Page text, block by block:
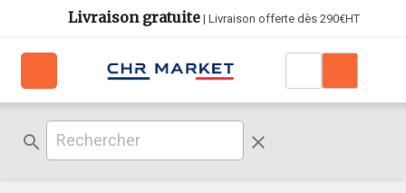
Livraison gratuite| Livraison offerte dès 290€HT
search clear